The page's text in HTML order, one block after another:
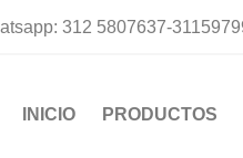
312 5807637-
INICIO PRODUCTOS